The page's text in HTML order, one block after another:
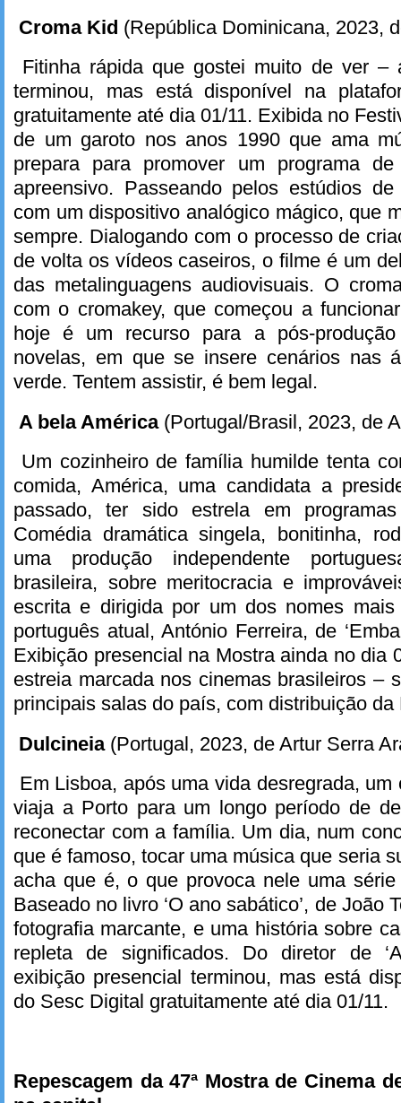
Croma Kid (República Dominicana, 2023,
Fitinha rápida que gostei muito de ver –
terminou, mas está disponível na
gratuitamente até dia 01/11. Exibida no
de um garoto nos anos 1990 que ama
prepara para promover um programa
apreensivo. Passeando pelos estúdios
com um dispositivo analógico mágico, que
sempre. Dialogando com o processo de
de volta os vídeos caseiros, o filme é um
das metalinguagens audiovisuais. O
com o cromakey, que começou a
hoje é um recurso para a pós-
novelas, em que se insere cenários nas
verde. Tentem assistir, é bem legal.
A bela América (Portugal/Brasil, 2023, de
Um cozinheiro de família humilde tenta
comida, América, uma candidata a
passado, ter sido estrela em
Comédia dramática singela, bonitinha,
uma produção independente
brasileira, sobre meritocracia e
escrita e dirigida por um dos nomes
português atual, António Ferreira, de
Exibição presencial na Mostra ainda no dia
estreia marcada nos cinemas brasileiros –
principais salas do país, com distribuição da
Dulcineia (Portugal, 2023, de Artur Serra
Em Lisboa, após uma vida desregrada,
viaja a Porto para um longo período de
reconectar com a família. Um dia, num
que é famoso, tocar uma música que seria
acha que é, o que provoca nele uma
Baseado no livro ‘O ano sabático’, de João
fotografia marcante, e uma história sobre
repleta de significados. Do diretor de
exibição presencial terminou, mas está
do Sesc Digital gratuitamente até dia 01/11.
Repescagem da 47ª Mostra de Cinema